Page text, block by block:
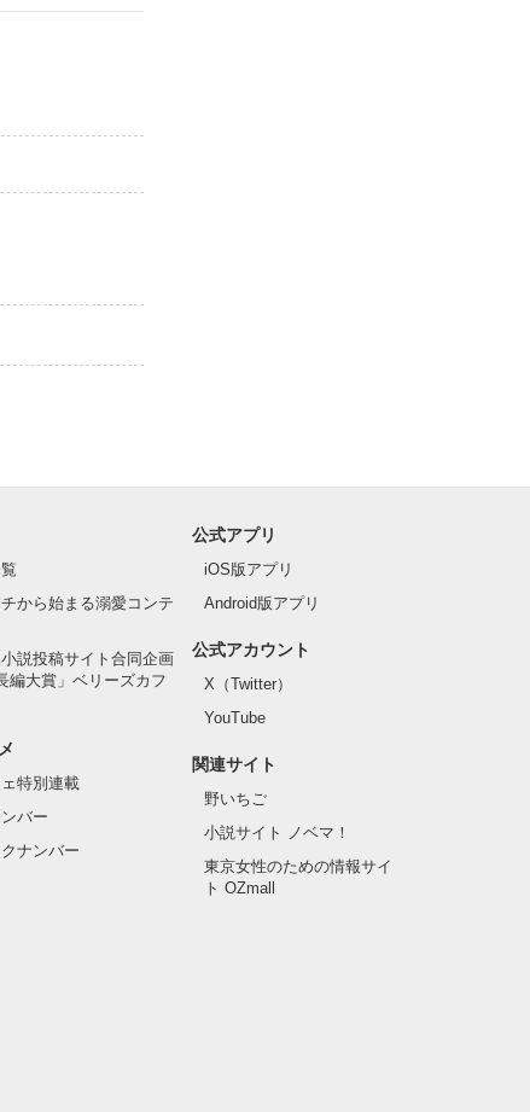
から始まる溺愛コンテ
説投稿サイト合同企画
編大賞」ベリーズカフ
特別連載
バー
ナンバー
公式アプリ
iOS版アプリ
Android版アプリ
公式アカウント
X（Twitter）
YouTube
関連サイト
野いちご
小説サイト ノベマ！
東京女性のための情報サイ
ト OZmall